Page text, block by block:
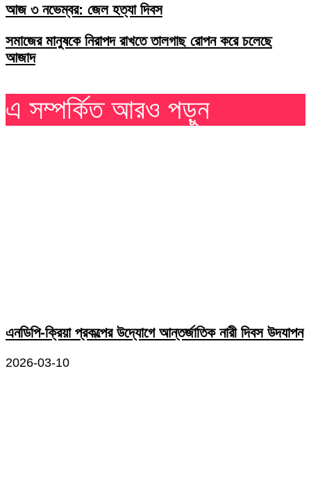
আজ ৩ নভেম্বর: জেল হত্যা দিবস
সমাজের মানুষকে নিরাপদ রাখতে তালগাছ রোপন করে চলেছে
আজাদ
এ সম্পর্কিত আরও পড়ুন
এনডিপি-ক্রিয়া প্রকল্পের উদ্যোগে আন্তর্জাতিক নারী দিবস উদযাপন
2026-03-10